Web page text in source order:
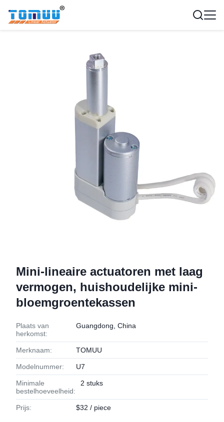
Mini-lineaire actuatoren met laag
vermogen, huishoudelijke mini-
bloemgroentekassen
Plaats van
herkomst:
Guangdong, China
Merknaam: TOMUU
Modelnummer: U7
Minimale
bestelhoeveelheid:
2 stuks
Prijs: $32 / piece